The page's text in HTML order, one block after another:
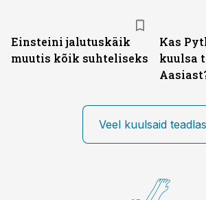
Einsteini jalutuskäik
muutis kõik suhteliseks
Kas
kuulsa
Veel kuulsaid